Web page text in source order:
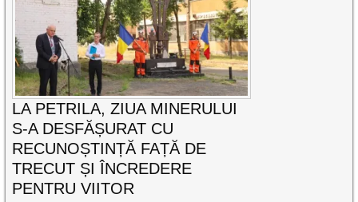
LA PETRILA, ZIUA MINERULUI
S-A DESFĂȘURAT CU
RECUNOȘTINȚĂ FAȚĂ DE
TRECUT ȘI ÎNCREDERE
PENTRU VIITOR